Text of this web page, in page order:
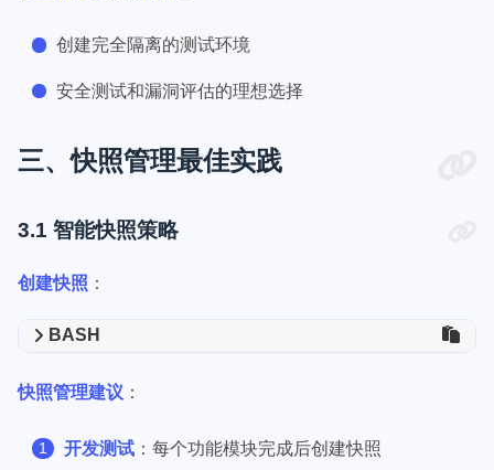
创建完全隔离的测试环境
安全测试和漏洞评估的理想选择
三、快照管理最佳实践
3.1 智能快照策略
创建快照 ：
BASH
快照管理建议 ：
开发测试：每个功能模块完成后创建快照